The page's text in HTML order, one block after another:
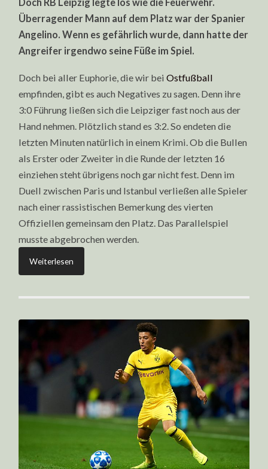
Überragender Mann auf dem Platz war der Spanier
Angelino. Wenn es gefährlich wurde, dann hatte der
Angreifer irgendwo seine Füße im Spiel.
Doch bei aller Euphorie, die wir beiOstfußball
empfinden, gibt es auch Negatives zu sagen. Denn ihre
3:0 Führung ließen sich die Leipziger fast noch aus der
Hand nehmen. Plötzlich stand es 3:2. So endeten die
letzten Minuten natürlich in einem Krimi. Ob die Bullen
als Erster oder Zweiter in die Runde der letzten 16
einziehen steht übrigens noch gar nicht fest. Denn im
Duell zwischen Paris und Istanbul verließen alle Spieler
nach einer rassistischen Bemerkung des vierten
Offiziellen gemeinsam den Platz. Das Parallelspiel
musste abgebrochen werden.
Weiterlesen